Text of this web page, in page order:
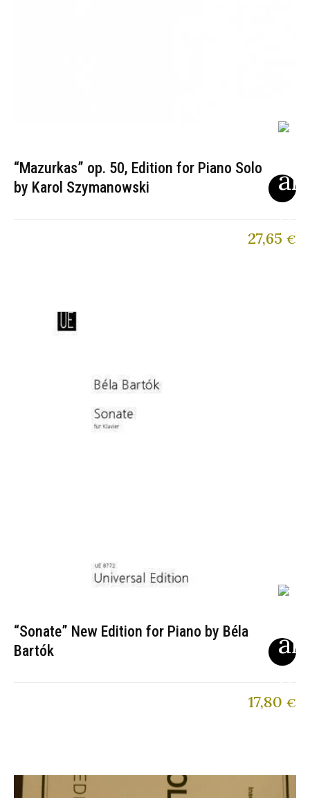
“Mazurkas” op. 50, Edition for Piano Solo
by Karol Szymanowski
27,65 €
“Sonate” New Edition for Piano by Béla
Bartók
17,80 €